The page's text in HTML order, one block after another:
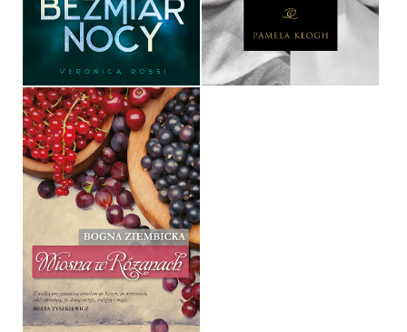
34,90 ZŁ 34,90 ZŁ
WIOSNA W RÓŻANACH
BOGNA ZIEMBICKA
OPRAWA MIĘKKA
34,90 ZŁ